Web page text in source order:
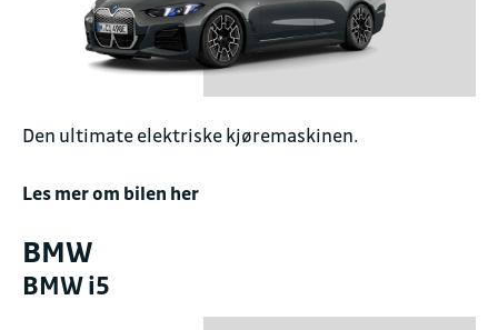
Den ultimate elektriske kjøremaskinen.
Les mer om bilen her
BMW
BMW i5